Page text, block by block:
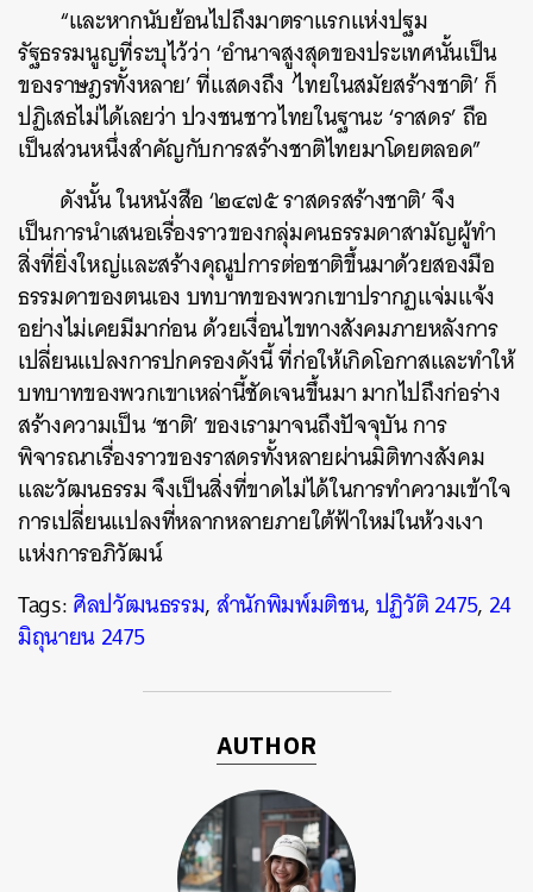
“และหากนับย้อนไปถึงมาตราแรกแห่งปฐม
รัฐธรรมนูญที่ระบุไว้ว่า ‘อำนาจสูงสุดของประเทศนั้นเป็น
ของราษฎรทั้งหลาย’ ที่แสดงถึง ‘ไทยในสมัยสร้างชาติ’ ก็
ปฏิเสธไม่ได้เลยว่า ปวงชนชาวไทยในฐานะ ‘ราสดร’ ถือ
เป็นส่วนหนึ่งสำคัญกับการสร้างชาติไทยมาโดยตลอด”
ดังนั้น ในหนังสือ ‘๒๔๗๕ ราสดรสร้างชาติ’ จึง
เป็นการนำเสนอเรื่องราวของกลุ่มคนธรรมดาสามัญผู้ทำ
สิ่งที่ยิ่งใหญ่และสร้างคุณูปการต่อชาติขึ้นมาด้วยสองมือ
ธรรมดาของตนเอง บทบาทของพวกเขาปรากฏแจ่มแจ้ง
อย่างไม่เคยมีมาก่อน ด้วยเงื่อนไขทางสังคมภายหลังการ
เปลี่ยนแปลงการปกครองดังนี้ ที่ก่อให้เกิดโอกาสและทำให้
บทบาทของพวกเขาเหล่านี้ชัดเจนขึ้นมา มากไปถึงก่อร่าง
สร้างความเป็น ‘ชาติ’ ของเรามาจนถึงปัจจุบัน การ
พิจารณาเรื่องราวของราสดรทั้งหลายผ่านมิติทางสังคม
และวัฒนธรรม จึงเป็นสิ่งที่ขาดไม่ได้ในการทำความเข้าใจ
การเปลี่ยนแปลงที่หลากหลายภายใต้ฟ้าใหม่ในห้วงเงา
แห่งการอภิวัฒน์
Tags:ศิลปวัฒนธรรม,สำนักพิมพ์มติชน,ปฏิวัติ 2475, 24
มิถุนายน 2475
AUTHOR
ค้นหา
SHARE EMAIL